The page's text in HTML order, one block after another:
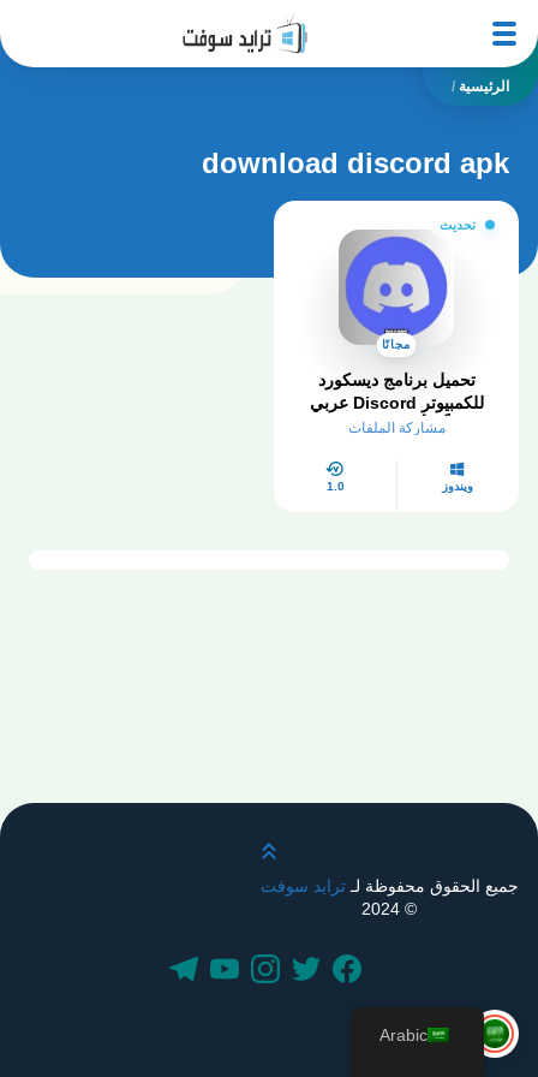
الرئيسية /
download discord apk
تحديث
مجانًا
تحميل برنامج ديسكورد
للكمبيوتر Discord عربي
مجاناً – أخر إصدار 2025
مشاركة الملفات
ويندوز 1.0
قم بالتمرير لأعلى
جميع الحقوق محفوظة لـترايد سوفت
© 2024
Arabic